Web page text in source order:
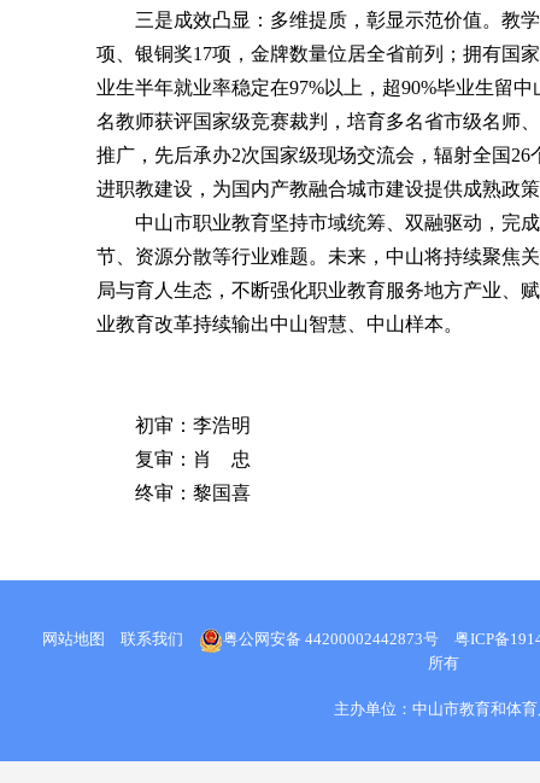
三是成效凸显：多维提质，彰显示范价值。教学
项、银铜奖17项，金牌数量位居全省前列；拥有国
业生半年就业率稳定在97%以上，超90%毕业生留
名教师获评国家级竞赛裁判，培育多名省市级名师
推广，先后承办2次国家级现场交流会，辐射全国
进职教建设，为国内产教融合城市建设提供成熟政
中山市职业教育坚持市域统筹、双融驱动，完
节、资源分散等行业难题。未来，中山将持续聚焦
局与育人生态，不断强化职业教育服务地方产业、
业教育改革持续输出中山智慧、中山样本。
初审： 李浩明
复审： 肖 忠
终审： 黎国喜
网站地图 联系我们 粤公网安备 44200002442873号
粤ICP备
所有
主办单位：中山市教育和体